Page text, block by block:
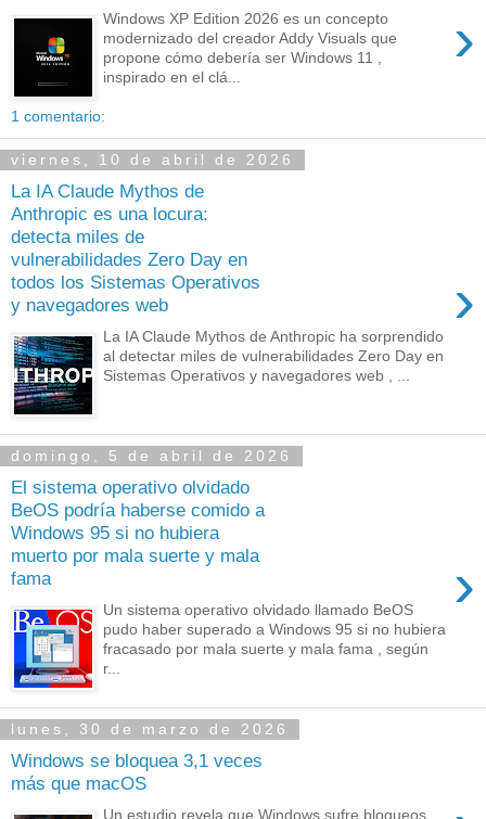
›
Windows XP Edition 2026 es un concepto
modernizado del creador Addy Visuals que
propone cómo debería ser Windows 11 ,
inspirado en el clá...
1 comentario:
viernes, 10 de abril de 2026
La IA Claude Mythos de
Anthropic es una locura:
detecta miles de
vulnerabilidades Zero Day en
todos los Sistemas Operativos
y navegadores web
›
La IA Claude Mythos de Anthropic ha sorprendido
al detectar miles de vulnerabilidades Zero Day en
Sistemas Operativos y navegadores web , ...
domingo, 5 de abril de 2026
El sistema operativo olvidado
BeOS podría haberse comido a
Windows 95 si no hubiera
muerto por mala suerte y mala
fama
›
Un sistema operativo olvidado llamado BeOS
pudo haber superado a Windows 95 si no hubiera
fracasado por mala suerte y mala fama , según
r...
lunes, 30 de marzo de 2026
Windows se bloquea 3,1 veces
más que macOS
Un estudio revela que Windows sufre bloqueos